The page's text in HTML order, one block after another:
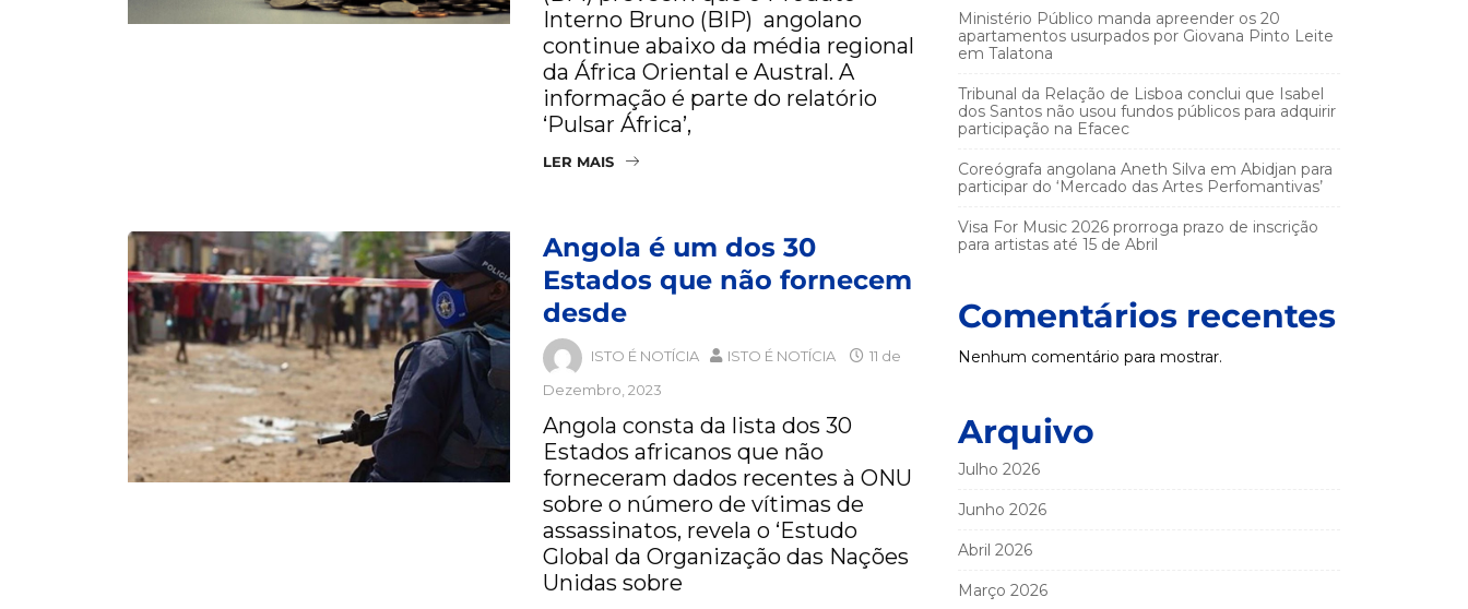
Interno Bruno (BIP) angolano
continue abaixo da média regional
da África Oriental e Austral. A
informação é parte do relatório
‘Pulsar África’,
LER MAIS
Angola é um dos 30
Estados que não fornecem
desde
ISTO É NOTÍCIA ISTO É NOTÍCIA
11 de
Dezembro, 2023
Angola consta da lista dos 30
Estados africanos que não
forneceram dados recentes à ONU
sobre o número de vítimas de
assassinatos, revela o ‘Estudo
Global da Organização das Nações
Unidas sobre
Ministério Público manda apreender os 20
apartamentos usurpados por Giovana Pinto Leite
em Talatona
Tribunal da Relação de Lisboa conclui que Isabel
dos Santos não usou fundos públicos para adquirir
participação na Efacec
Coreógrafa angolana Aneth Silva em Abidjan para
participar do ‘Mercado das Artes Perfomantivas’
Visa For Music 2026 prorroga prazo de inscrição
para artistas até 15 de Abril
Comentários recentes
Nenhum comentário para mostrar.
Arquivo
Julho 2026
Junho 2026
Abril 2026
Março 2026